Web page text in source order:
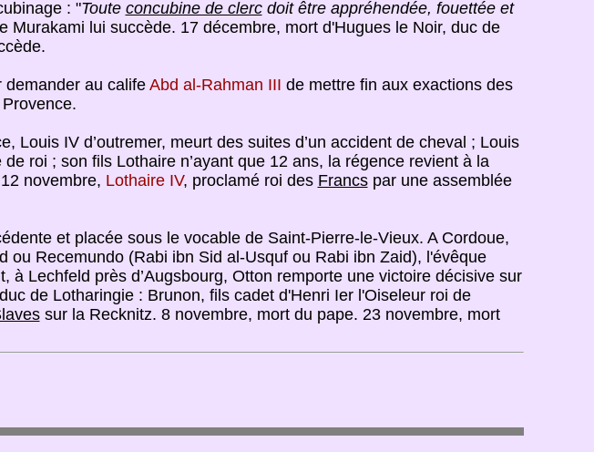
: "Toute concubine de clercdoit être appréhendée, fouettée et
lui succède. 17 décembre, mort d'Hugues le Noir, duc de
demander au calife Abd al-Rahman III de mettre fin aux exactions des
IV d’outremer, meurt des suites d’un accident de cheval ; Louis
roi ; son fils Lothaire n’ayant que 12 ans, la régence revient à la
novembre, Lothaire IV, proclamé roi des Francspar une assemblée
et placée sous le vocable de Saint-Pierre-le-Vieux. A Cordoue,
ou Recemundo (Rabi ibn Sid al-Usquf ou Rabi ibn Zaid), l'évêque
Lechfeld près d’Augsbourg, Otton remporte une victoire décisive sur
de Lotharingie : Brunon, fils cadet d'Henri Ier l'Oiseleur roi de
sur la Recknitz. 8 novembre, mort du pape. 23 novembre, mort